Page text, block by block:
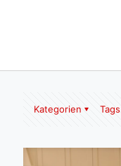
Kategorien Tags